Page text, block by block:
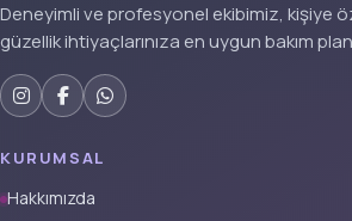
Deneyimli ve profesyonel ekibimiz, kişiye
güzellik ihtiyaçlarınıza en uygun bakım
KURUMSAL
Hakkımızda